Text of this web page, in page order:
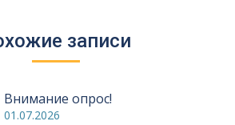
записи
Внимание опрос!
01.07.2026